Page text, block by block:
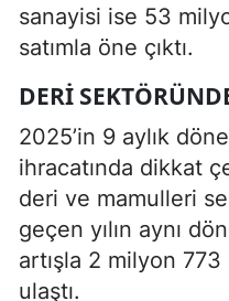
sanayisi ise 53
satımla öne çıktı.
DERI
2025’in 9 aylık
ihracatında dikkat
deri ve mamulleri
geçen yılın aynı
artışla 2 milyon
ulaştı.